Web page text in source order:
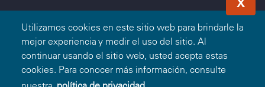
Utilizamos cookies en este sitio web para brindarle la
mejor experiencia y medir el uso del sitio. Al
continuar usando el sitio web, usted acepta estas
cookies. Para conocer más información, consulte